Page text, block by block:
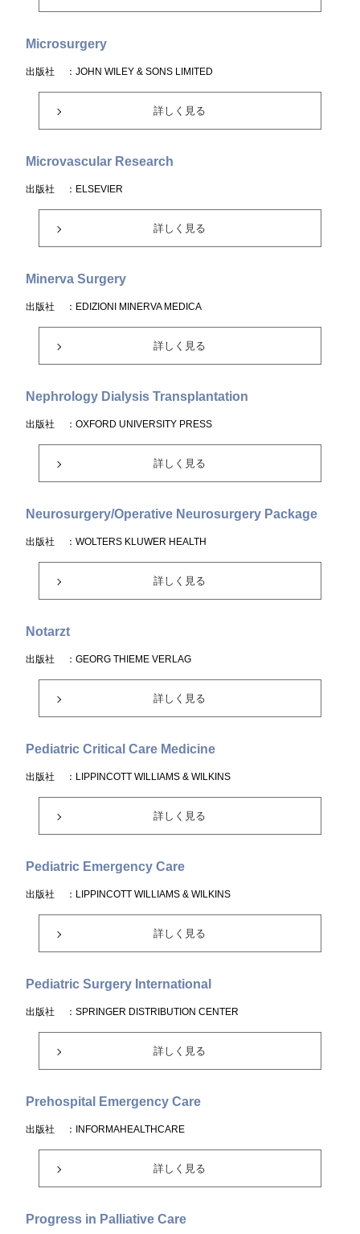
Microsurgery
出版社 ：JOHN WILEY & SONS LIMITED
詳しく見る
Microvascular Research
出版社 ：ELSEVIER
詳しく見る
Minerva Surgery
出版社 ：EDIZIONI MINERVA MEDICA
詳しく見る
Nephrology Dialysis Transplantation
出版社 ：OXFORD UNIVERSITY PRESS
詳しく見る
Neurosurgery/Operative Neurosurgery Package
出版社 ：WOLTERS KLUWER HEALTH
詳しく見る
Notarzt
出版社 ：GEORG THIEME VERLAG
詳しく見る
Pediatric Critical Care Medicine
出版社 ：LIPPINCOTT WILLIAMS & WILKINS
詳しく見る
Pediatric Emergency Care
出版社 ：LIPPINCOTT WILLIAMS & WILKINS
詳しく見る
Pediatric Surgery International
出版社 ：SPRINGER DISTRIBUTION CENTER
詳しく見る
Prehospital Emergency Care
出版社 ：INFORMAHEALTHCARE
詳しく見る
Progress in Palliative Care